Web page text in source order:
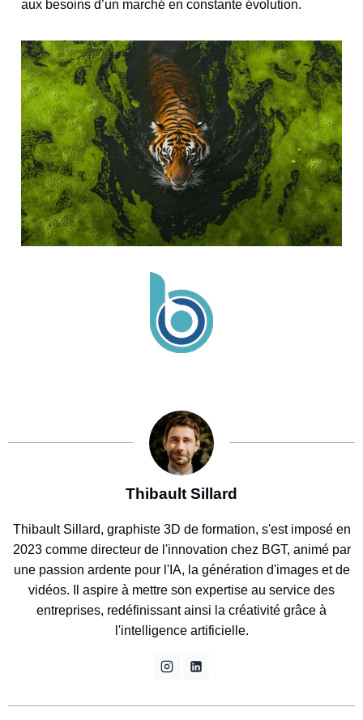
aux besoins d’un marché en constante évolution.
Thibault Sillard
Thibault Sillard, graphiste 3D de formation, s'est imposé en
2023 comme directeur de l'innovation chez BGT, animé par
une passion ardente pour l'IA, la génération d'images et de
vidéos. Il aspire à mettre son expertise au service des
entreprises, redéfinissant ainsi la créativité grâce à
l'intelligence artificielle.